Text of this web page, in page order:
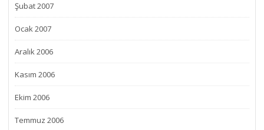
Şubat 2007
Ocak 2007
Aralık 2006
Kasım 2006
Ekim 2006
Temmuz 2006